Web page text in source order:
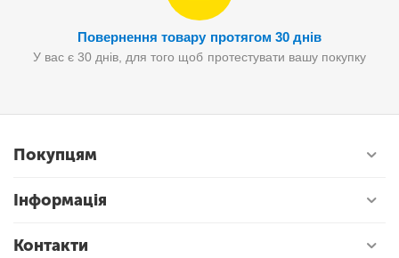
Повернення товару протягом 30 днів
У вас є 30 днів, для того щоб протестувати вашу покупку
Покупцям
Інформація
Контакти